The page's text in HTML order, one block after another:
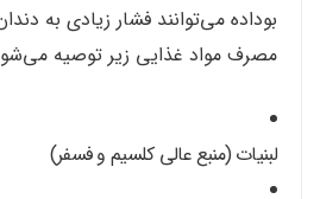
بوداده می‌توانند فشار زیادی به
مصرف مواد غذایی زیر توصیه
لبنیات (منبع عالی کلسیم و فسفر)